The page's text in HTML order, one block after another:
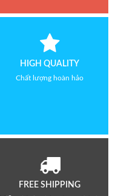
HIGH QUALITY
Chất lượng hoàn hảo
FREE SHIPPING